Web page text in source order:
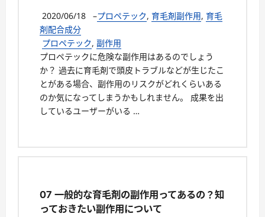
2020/06/18 –プロペテック, 育毛剤副作用, 育毛
剤配合成分
プロペテック, 副作用
プロペテックに危険な副作用はあるのでしょう
か？ 過去に育毛剤で頭皮トラブルなどが生じたこ
とがある場合、副作用のリスクがどれくらいある
のか気になってしまうかもしれません。 成果を出
しているユーザーがいる …
07 一般的な育毛剤の副作用ってあるの？知
っておきたい副作用について